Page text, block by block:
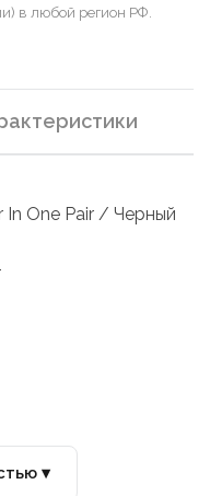
в любой регион РФ.
One Pair / Черный
▾